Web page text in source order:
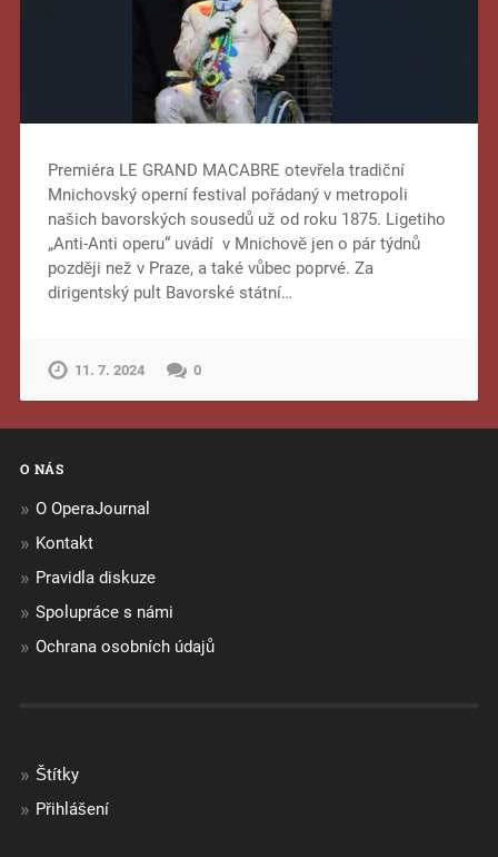
Premiéra LE GRAND MACABRE otevřela tradiční
Mnichovský operní festival pořádaný v metropoli
našich bavorských sousedů už od roku 1875. Ligetiho
„Anti-Anti operu“ uvádí v Mnichově jen o pár týdnů
později než v Praze, a také vůbec poprvé. Za
dirigentský pult Bavorské státní…
11. 7. 2024 0
O NÁS
O OperaJournal
Kontakt
Pravidla diskuze
Spolupráce s námi
Ochrana osobních údajů
Štítky
Přihlášení